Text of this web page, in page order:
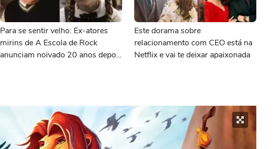
Para se sentir velho: Ex-atores
mirins de A Escola de Rock
anunciam noivado 20 anos depois
Este dorama sobre
relacionamento com CEO está na
Netflix e vai te deixar apaixonada